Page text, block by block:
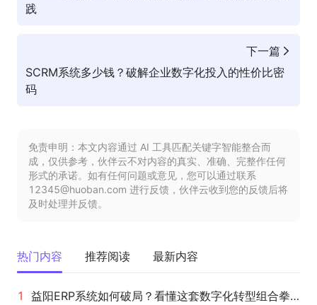
践
下一篇
SCRM系统多少钱？破解企业数字化投入的性价比密
码
免责申明：本文内容通过 AI 工具匹配关键字智能整合而
成，仅供参考，伙伴云不对内容的真实、准确、完整作任何
形式的承诺。如有任何问题或意见，您可以通过联系
12345@huoban.com 进行反馈，伙伴云收到您的反馈后将
及时处理并反馈。
热门内容 推荐阅读 最新内容
益阳ERP系统如何破局？看懂这套数字化转型组合拳，企业少走三年弯路